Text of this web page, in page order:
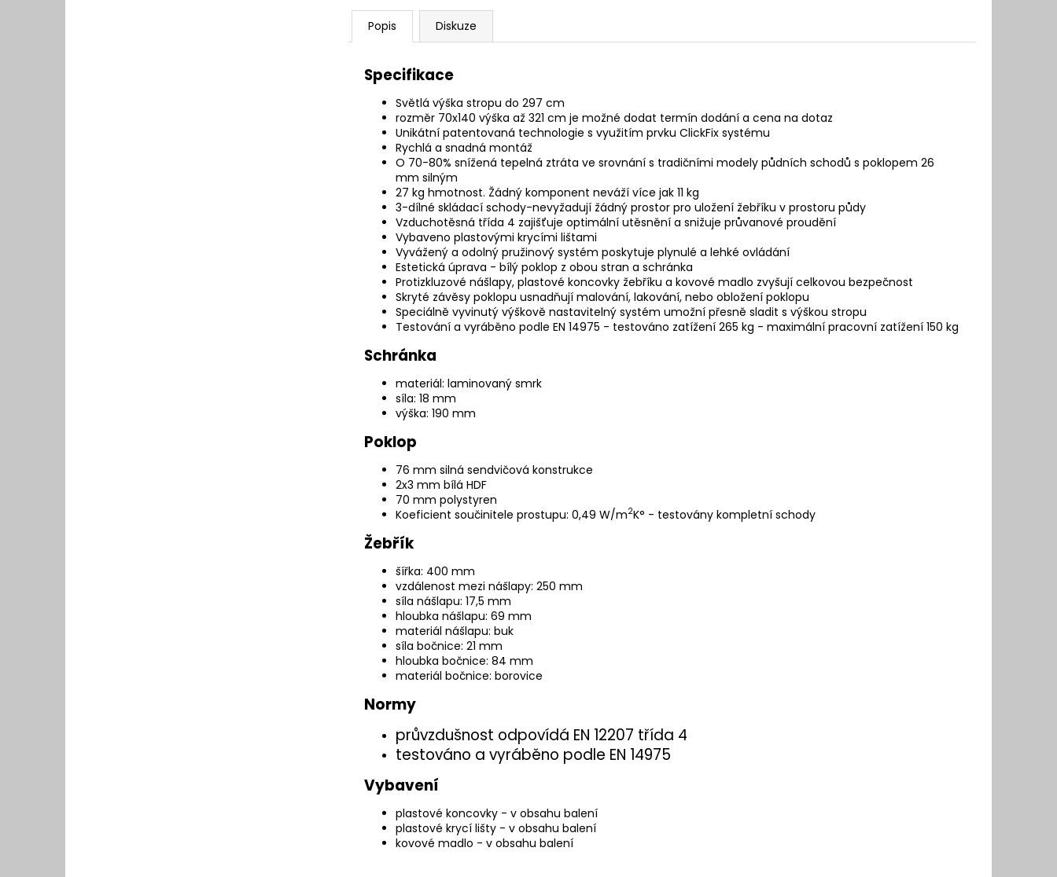
Popis Diskuze
Specifikace
Světlá výška stropu do 297 cm
rozměr 70x140 výška až 321 cm je možné dodat termín dodání a cena na dotaz
Unikátní patentovaná technologie s využitím prvku ClickFix systému
Rychlá a snadná montáž
O 70-80% snížená tepelná ztráta ve srovnání s tradičními modely půdních schodů s poklopem 26
mm silným
27 kg hmotnost. Žádný komponent neváží více jak 11 kg
3-dílné skládací schody-nevyžadují žádný prostor pro uložení žebříku v prostoru půdy
Vzduchotěsná třída 4 zajišťuje optimální utěsnění a snižuje průvanové proudění
Vybaveno plastovými krycími lištami
Vyvážený a odolný pružinový systém poskytuje plynulé a lehké ovládání
Estetická úprava - bílý poklop z obou stran a schránka
Protizkluzové nášlapy, plastové koncovky žebříku a kovové madlo zvyšují celkovou bezpečnost
Skryté závěsy poklopu usnadňují malování, lakování, nebo obložení poklopu
Speciálně vyvinutý výškově nastavitelný systém umožní přesně sladit s výškou stropu
Testování a vyráběno podle EN 14975 - testováno zatížení 265 kg - maximální pracovní zatížení 150 kg
Schránka
materiál: laminovaný smrk
síla: 18 mm
výška: 190 mm
Poklop
76 mm silná sendvičová konstrukce
2x3 mm bílá HDF
70 mm polystyren
Koeficient součinitele prostupu: 0,49 W/m2K° - testovány kompletní schody
Žebřík
šířka: 400 mm
vzdálenost mezi nášlapy: 250 mm
síla nášlapu: 17,5 mm
hloubka nášlapu: 69 mm
materiál nášlapu: buk
síla bočnice: 21 mm
hloubka bočnice: 84 mm
materiál bočnice: borovice
Normy
průvzdušnost odpovídá EN 12207 třída 4
testováno a vyráběno podle EN 14975
Vybavení
plastové koncovky - v obsahu balení
plastové krycí lišty - v obsahu balení
kovové madlo - v obsahu balení